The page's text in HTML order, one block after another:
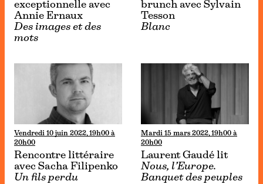
exceptionnelle avec
Annie Ernaux
Des images et des
mots
brunch avec Sylvain
Tesson
Blanc
Vendredi 10 juin 2022, 19h00 à
20h00
Rencontre littéraire
avec Sacha Filipenko
Un fils perdu
Mardi 15 mars 2022, 19h00 à
20h00
Laurent Gaudé lit
Nous, l’Europe.
Banquet des peuples